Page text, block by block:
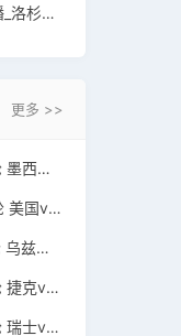
洛杉矶快船vs印第安纳步行者直播_洛杉矶快船vs印第安纳步行者NBA直播_洛杉矶快船vs印第安纳步行者免费在线直播
更多 >>
06月19日 世界杯小组赛A组第2轮 墨西哥vs韩国 全场录像回放
06月20日 世界杯小组赛D组第2轮 美国vs澳大利亚 全场录像回放
06月18日 世界杯小组赛K组第1轮 乌兹别克斯坦vs哥伦比亚 全场录像回放
06月19日 世界杯小组赛A组第2轮 捷克vs南非 全场录像回放
06月19日 世界杯小组赛B组第2轮 瑞士vs波黑 全场录像回放